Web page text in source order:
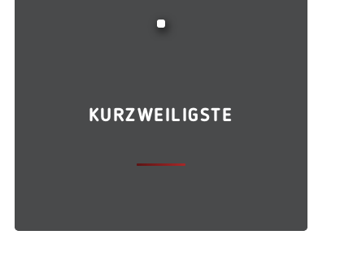
KURZWEILIGSTE